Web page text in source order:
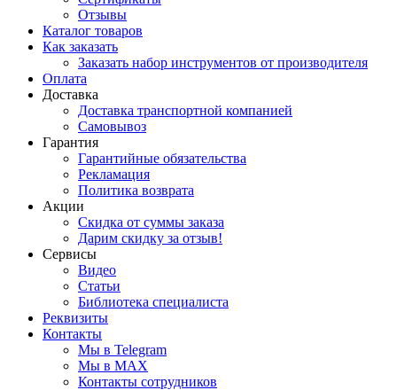
Отзывы
Каталог товаров
Как заказать
Заказать набор инструментов от производителя
Оплата
Доставка
Доставка транспортной компанией
Самовывоз
Гарантия
Гарантийные обязательства
Рекламация
Политика возврата
Акции
Скидка от суммы заказа
Дарим скидку за отзыв!
Сервисы
Видео
Статьи
Библиотека специалиста
Реквизиты
Контакты
Мы в Telegram
Мы в MAX
Контакты сотрудников